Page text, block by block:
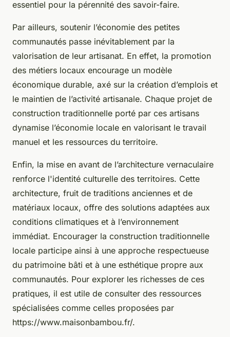
essentiel pour la pérennité des savoir-faire.
Par ailleurs, soutenir l’économie des petites
communautés passe inévitablement par la
valorisation de leur artisanat. En effet, la promotion
des métiers locaux encourage un modèle
économique durable, axé sur la création d’emplois et
le maintien de l’activité artisanale. Chaque projet de
construction traditionnelle porté par ces artisans
dynamise l’économie locale en valorisant le travail
manuel et les ressources du territoire.
Enfin, la mise en avant de l’architecture vernaculaire
renforce l'identité culturelle des territoires. Cette
architecture, fruit de traditions anciennes et de
matériaux locaux, offre des solutions adaptées aux
conditions climatiques et à l’environnement
immédiat. Encourager la construction traditionnelle
locale participe ainsi à une approche respectueuse
du patrimoine bâti et à une esthétique propre aux
communautés. Pour explorer les richesses de ces
pratiques, il est utile de consulter des ressources
spécialisées comme celles proposées par
https://www.maisonbambou.fr/.